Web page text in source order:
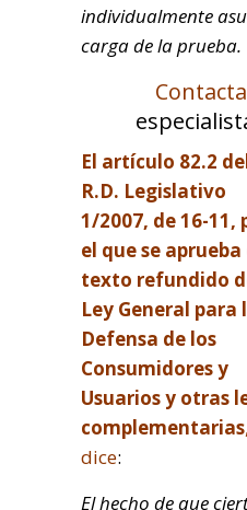
individualmente
carga de la prueba.
Contacta
El artículo 82.2
R.D. Legislativo
1/2007, de 16-11,
el que se aprueba
texto refundido
Ley General para
Defensa de los
Consumidores y
Usuarios y otras
complementarias,
dice:
El hecho de que